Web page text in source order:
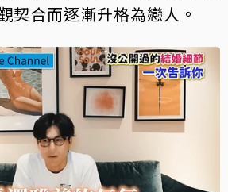
契合而逐漸升格為戀人。